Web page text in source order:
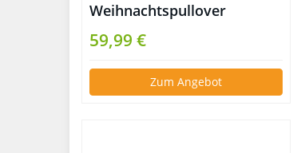
Weihnachtspullover
59,99 €
Zum Angebot